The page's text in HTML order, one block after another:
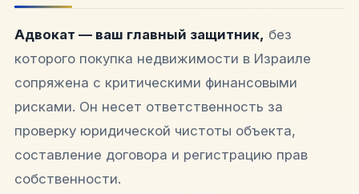
Адвокат — ваш главный защитник, без
которого покупка недвижимости в Израиле
сопряжена с критическими финансовыми
рисками. Он несет ответственность за
проверку юридической чистоты объекта,
составление договора и регистрацию прав
собственности.